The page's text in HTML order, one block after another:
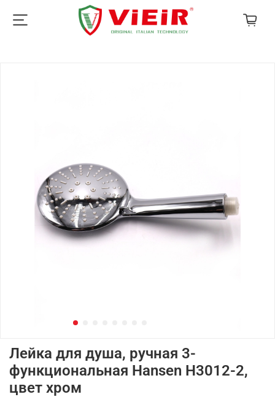
Лейка для душа, ручная 3-
функциональная Hansen H3012-2,
цвет хром